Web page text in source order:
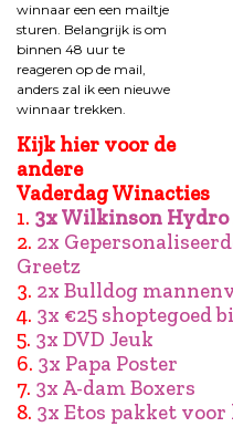
winnaar een een mailtje
sturen. Belangrijk is om
binnen 48 uur te
reageren op de mail,
anders zal ik een nieuwe
winnaar trekken.
Kijk hier voor de
andere
Vaderdag Winacties
1. 3x Wilkinson Hydro
2. 2x
Greetz
3. 2x Bulldog
4. 3x €25 shoptegoed
5. 3x DVD Jeuk
6. 3x Papa Poster
7. 3x A-dam Boxers
8. 3x Etos pakket voor